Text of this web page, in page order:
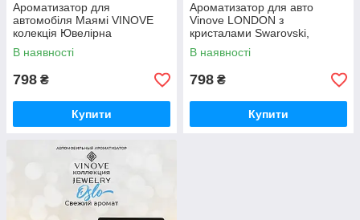
Ароматизатор для
автомобіля Маямі VINOVE
колекція Ювелірна
В наявності
798 ₴
Купити
Ароматизатор для авто
Vinove LONDON з
кристалами Swarovski,
колекція Jewelry
В наявності
798 ₴
Купити